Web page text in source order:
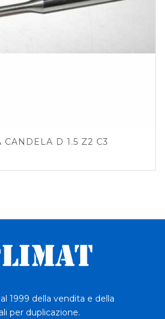
CANDELA D 1.5 Z2 C3
1999 della vendita e della
per duplicazione.